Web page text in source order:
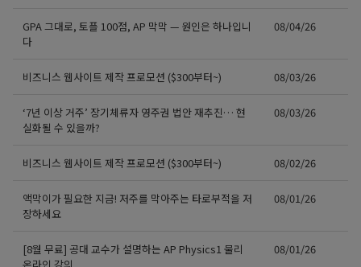
GPA 그대로, 토플 100점, AP 막막 — 원인은 하나입니
다
08/04/26
비즈니스 웹사이트 제작 프로모션 ($300부터~) 08/03/26
‘7년 이상 거주’ 장기체류자 영주권 법안 재추진… 현
실화될 수 있을까?
08/03/26
비즈니스 웹사이트 제작 프로모션 ($300부터~) 08/02/26
액막이가 필요한 지금! 저주를 막아주는 타로부적을 저
장하세요
08/01/26
[8월 무료] 공대 교수가 설명하는 AP Physics1 물리
08/01/26